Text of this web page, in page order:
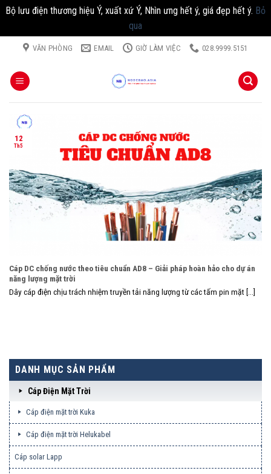
Bộ lưu điện thương hiệu Ý, xuất xứ Ý, Nhìn ưng hết ý, giá đẹp hết ý. Bỏ
qua
Chuyển
dung
VĂN PHÒNG EMAIL GIỜ LÀM VIỆC 028.9999.5151
Cáp DC chống nước theo tiêu chuẩn AD8 – Giải pháp hoàn hảo cho dự án
năng lượng mặt trời
Dây cáp điện chịu trách nhiệm truyền tải năng lượng từ các tấm pin mặt [...]
12
Th5
DANH MỤC SẢN PHẨM
Cáp Điện Mặt Trời
Cáp điện mặt trời Kuka
Cáp điện mặt trời Helukabel
Cáp solar Lapp